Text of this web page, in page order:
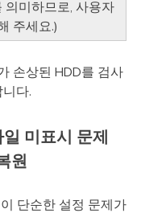
의미하므로, 사용자
주세요.)
손상된 HDD를 검사
다.
미표시 문제
원
단순한 설정 문제가